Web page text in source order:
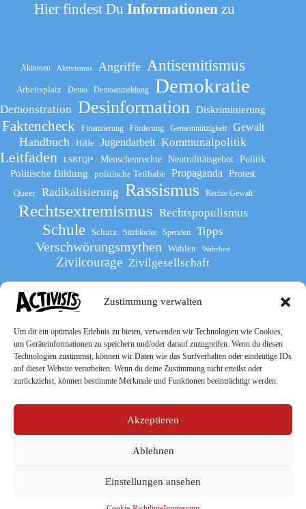
Zustimmung verwalten
Um dir ein optimales Erlebnis zu bieten, verwenden wir Technologien wie Cookies,
um Geräteinformationen zu speichern und/oder darauf zuzugreifen. Wenn du diesen
Technologien zustimmst, können wir Daten wie das Surfverhalten oder eindeutige IDs
auf dieser Website verarbeiten. Wenn du deine Zustimmung nicht erteilst oder
zurückziehst, können bestimmte Merkmale und Funktionen beeinträchtigt werden.
Akzeptieren
Ablehnen
Einstellungen ansehen
Hier findest DuInformationenzu
Aktionen Aktivismus Angriffe Antisemitismus
Arbeitsplatz Demo Demoanmeldung Demokratie
Demonstration Desinformation Diskriminierung
Faktencheck Finanzierung Förderung Gemeinnützigkeit Gewalt
Handbuch Hilfe Jugendarbeit Kommunalpolitik
Leitfaden LSBTQI* Menschenrechte Neutralitätsgebot Politik
Politische Bildung politische Teilhabe Propaganda
Protest
Queer
Radikalisierung Rassismus Rechte Gewalt
Rechtsextremismus Rechtspopulismus
Schule Schutz Sitzblocke Spenden Tipps
Verschwörungsmythen Wahlen Wahrheit
Zivilcourage Zivilgesellschaft
Werde Teil des The Activists Guide